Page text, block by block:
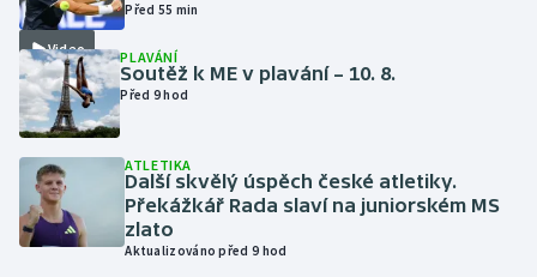
Golf
Gymnastika
Házená
Jezdectví
Video
Před 55 min
PLAVÁNÍ
Soutěž k ME v plavání – 10. 8.
Před 9 hod
ATLETIKA
Další skvělý úspěch české atletiky.
Překážkář Rada slaví na juniorském MS
zlato
Aktualizováno před 9 hod